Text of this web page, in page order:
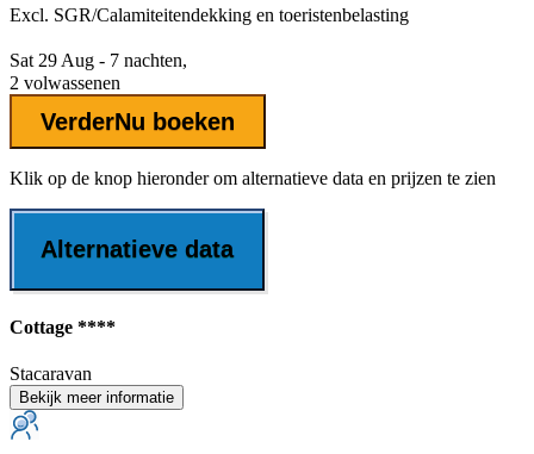
Excl. SGR/Calamiteitendekking en toeristenbelasting
Sat 29 Aug - 7 nachten,
2 volwassenen
VerderNu boeken
Klik op de knop hieronder om alternatieve data en prijzen te zien
Alternatieve data
Cottage ****
Stacaravan
Bekijk meer informatie